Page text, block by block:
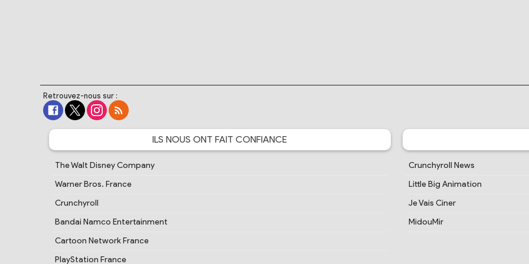
Retrouvez-nous sur :
ILS NOUS ONT FAIT CONFIANCE
The Walt Disney Company
Warner Bros. France
Crunchyroll
Bandai Namco Entertainment
Cartoon Network France
PlayStation France
Crunchyroll News
Little Big Animation
Je Vais Ciner
MidouMir